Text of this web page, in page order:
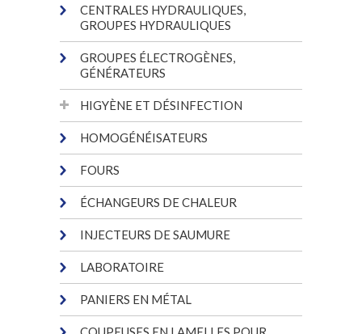
CENTRALES HYDRAULIQUES,
GROUPES HYDRAULIQUES
GROUPES ÉLECTROGÈNES,
GÉNÉRATEURS
HIGYÈNE ET DÉSINFECTION
HOMOGÉNÉISATEURS
FOURS
ÉCHANGEURS DE CHALEUR
INJECTEURS DE SAUMURE
LABORATOIRE
PANIERS EN MÉTAL